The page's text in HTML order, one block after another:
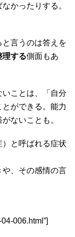
かったりする。
と言うのは答えを
理する側面もあ
ことは、「自分
ができる。能力
ないことも。
と呼ばれる症状
、その感情の言
006.html”]